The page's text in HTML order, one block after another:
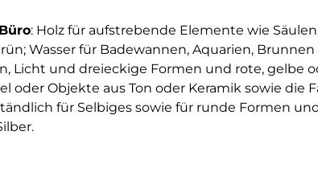
: Holz für aufstrebende Elemente wie
Wasser für Badewannen, Aquarien,
Licht und dreieckige Formen und rote, gelbe
oder Objekte aus Ton oder Keramik sowie die
für Selbiges sowie für runde Formen